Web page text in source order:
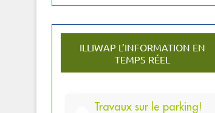
ILLIWAP L’INFORMATION EN
TEMPS RÉEL